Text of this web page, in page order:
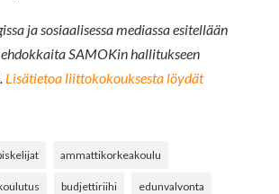
ja sosiaalisessa mediassa esitellään
SAMOKin hallitukseen
Lisätietoa liittokokouksesta löydät
ammattikorkeakoulu
budjettiriihi edunvalvonta